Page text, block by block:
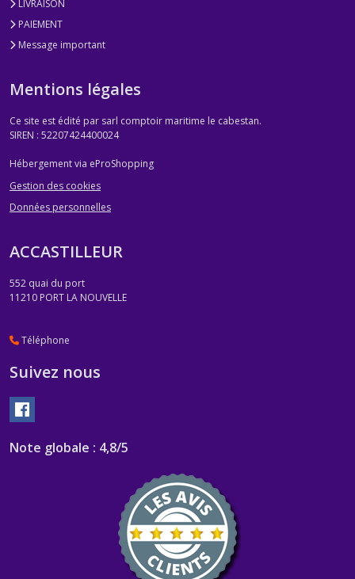
LIVRAISON
PAIEMENT
Message important
Mentions légales
Ce site est édité par sarl comptoir maritime le cabestan.
SIREN : 52207424400024
Hébergement via eProShopping
Gestion des cookies
Données personnelles
ACCASTILLEUR
552 quai du port
11210 PORT LA NOUVELLE
Téléphone
Suivez nous
Note globale : 4,8/5